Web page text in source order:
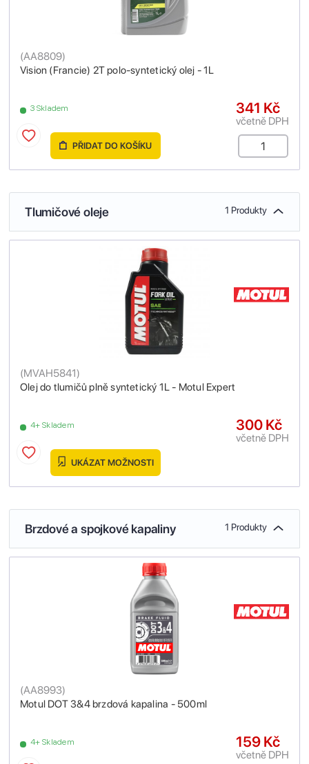
Vision (Francie) 2T polo-syntetický olej - 1L
(AA8809)
3 Skladem 341 Kč
včetně DPH
PŘIDAT DO KOŠÍKU
Tlumičové oleje 1 Produkty
Olej do tlumičů plně syntetický 1L - Motul Expert
(MVAH5841)
4+ Skladem 300 Kč
včetně DPH
UKÁZAT MOŽNOSTI
Brzdové a spojkové kapaliny 1 Produkty
Motul DOT 3&4 brzdová kapalina - 500ml
(AA8993)
4+ Skladem 159 Kč
včetně DPH